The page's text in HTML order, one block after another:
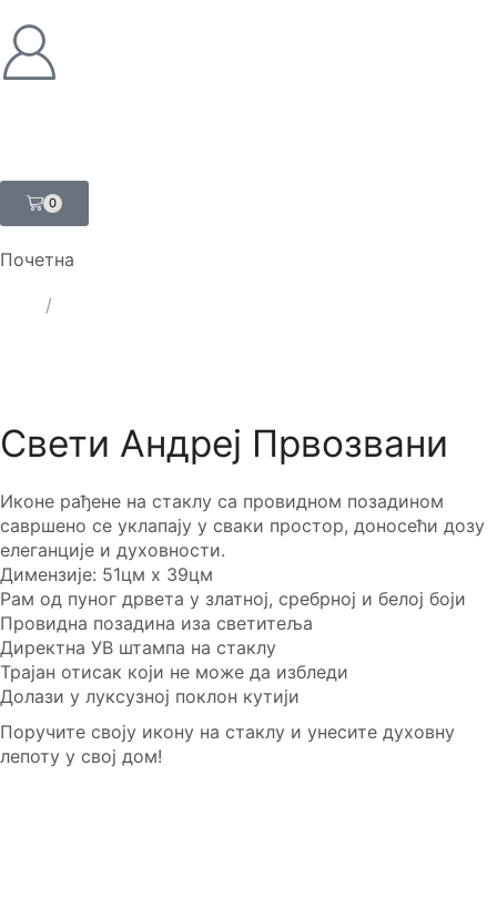
0
Почетна
/
Свети Андреј Првозвани
Иконе рађене на стаклу са провидном позадином
савршено се уклапају у сваки простор, доносећи дозу
елеганције и духовности.
Димензије: 51цм x 39цм
Рам од пуног дрвета у златној, сребрној и белој боји
Провидна позадина иза светитеља
Директна УВ штампа на стаклу
Трајан отисак који не може да избледи
Долази у луксузној поклон кутији
Поручите своју икону на стаклу и унесите духовну
лепоту у свој дом!